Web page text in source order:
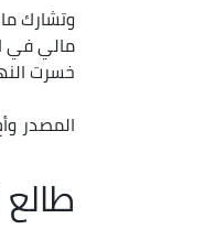
وتشارك
خسرت النهائي
المصدر